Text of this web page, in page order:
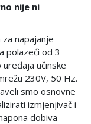
nije ni
napajanje
polazeći od 3
učinske
230V, 50 Hz.
smo osnovne
izmjenjivač i
dobiva